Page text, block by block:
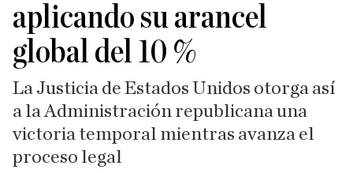
aplicando su arancel
global del 10 %
La Justicia de Estados Unidos otorga así
a la Administración republicana una
victoria temporal mientras avanza el
proceso legal